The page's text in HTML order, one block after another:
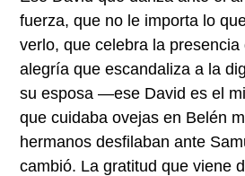
fuerza, que no le importa lo
verlo, que celebra la
alegría que escandaliza a la
su esposa —ese David es el
que cuidaba ovejas en Belén
hermanos desfilaban ante
cambió. La gratitud que viene